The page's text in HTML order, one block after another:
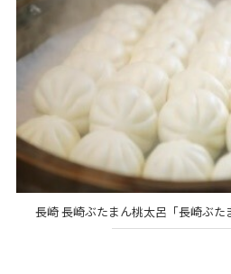
長崎 長崎ぶたまん桃太呂「長崎ぶた